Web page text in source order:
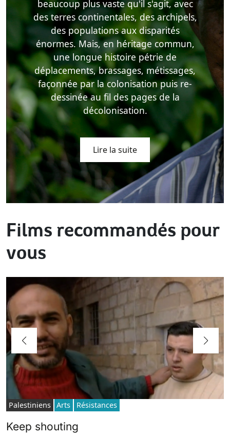
beaucoup plus vaste qu'il s'agit, avec
des terres continentales, des archipels,
des populations aux disparités
énormes. Mais, en héritage commun,
une longue histoire pétrie de
déplacements, brassages, métissages,
façonnée par la colonisation puis re-
dessinée au fil des pages de la
décolonisation.
Lire la suite
Films recommandés pour
vous
Palestiniens Arts Résistances
Keep shouting